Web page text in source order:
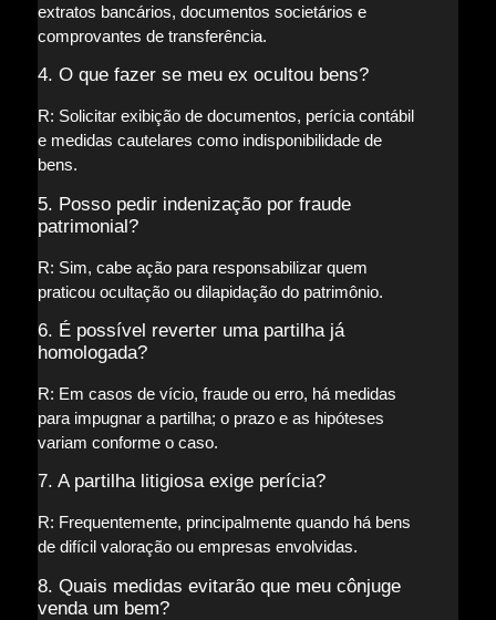
extratos bancários, documentos societários e
comprovantes de transferência.
4. O que fazer se meu ex ocultou bens?
R: Solicitar exibição de documentos, perícia contábil
e medidas cautelares como indisponibilidade de
bens.
5. Posso pedir indenização por fraude
patrimonial?
R: Sim, cabe ação para responsabilizar quem
praticou ocultação ou dilapidação do patrimônio.
6. É possível reverter uma partilha já
homologada?
R: Em casos de vício, fraude ou erro, há medidas
para impugnar a partilha; o prazo e as hipóteses
variam conforme o caso.
7. A partilha litigiosa exige perícia?
R: Frequentemente, principalmente quando há bens
de difícil valoração ou empresas envolvidas.
8. Quais medidas evitarão que meu cônjuge
venda um bem?